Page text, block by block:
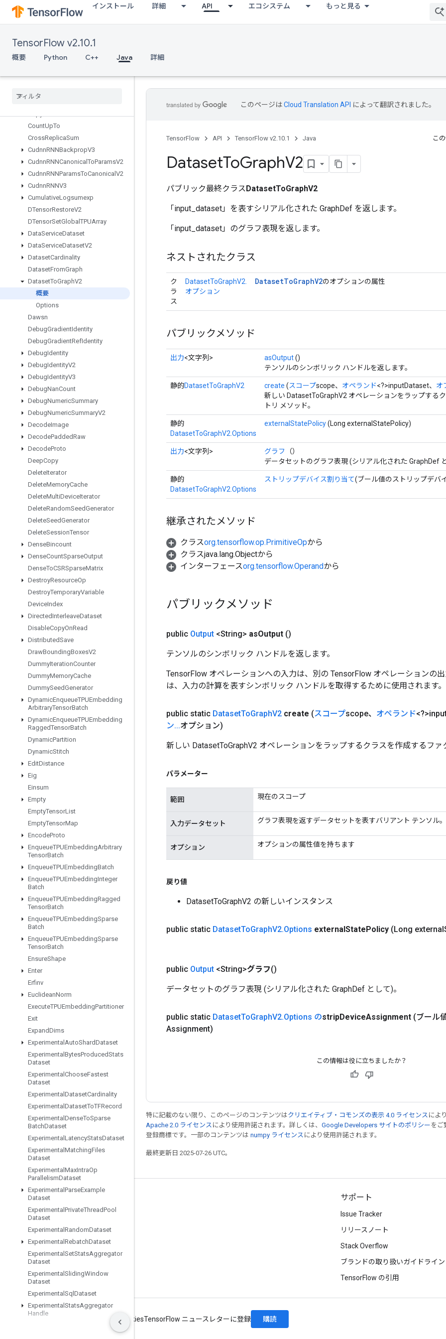
インストール 詳細 API エコシステム もっと見る
TensorFlow v2.10.1
概要 Python C++ Java 詳細
Constant
ConsumeMutexLock
Conv
Conv2DBackpropFilterV2
Copy
CountUpTo
CrossReplicaSum
CudnnRNNBackpropV3
CudnnRNNCanonical ToParamsV2
CudnnRNNParamsToCanonical V2
CudnnRNNV3
CumulativeLogsumexp
DTensorRestoreV2
DTensorSetGlobal TPUArray
DataServiceDataset
DataServiceDatasetV2
DatasetCardinality
DatasetFromGraph
DatasetToGraphV2
概要
Options
Dawsn
DebugGradientIdentity
DebugGradientRefIdentity
DebugIdentity
DebugIdentityV2
DebugIdentityV3
DebugNanCount
DebugNumericSummary
DebugNumericSummaryV2
DecodeImage
DecodePaddedRaw
DecodeProto
DeepCopy
DeleteIterator
DeleteMemoryCache
DeleteMultiDeviceIterator
DeleteRandomSeedGenerator
DeleteSeedGenerator
DeleteSessionTensor
DenseBincount
DenseCountSparseOutput
DenseToCSRSparseMatrix
DestroyResourceOp
DestroyTemporaryVariable
DeviceIndex
DirectedInterleaveDataset
DisableCopyOnRead
DistributedSave
DrawBoundingBoxesV2
DummyIterationCounter
DummyMemoryCache
DummySeedGenerator
DynamicEnqueueTPUEmbedding
ArbitraryTensorBatch
DynamicEnqueueTPUEmbedding
RaggedTensorBatch
DynamicPartition
DynamicStitch
EditDistance
Eig
Einsum
Empty
EmptyTensorList
EmptyTensorMap
EncodeProto
EnqueueTPUEmbeddingArbitrary
TensorBatch
EnqueueTPUEmbeddingBatch
EnqueueTPUEmbeddingInteger
Batch
EnqueueTPUEmbeddingRagged
TensorBatch
EnqueueTPUEmbeddingSparse
Batch
EnqueueTPUEmbeddingSparse
TensorBatch
EnsureShape
Enter
Erfinv
EuclideanNorm
ExecuteTPUEmbeddingPartitioner
Exit
ExpandDims
Experimental AutoShardDataset
Experimental BytesProducedStats
Dataset
Experimental ChooseFastest
Dataset
Experimental DatasetCardinality
Experimental DatasetToTFRecord
Experimental DenseToSparse
BatchDataset
Experimental LatencyStatsDataset
Experimental MatchingFiles
Dataset
Experimental MaxIntraOp
ParallelismDataset
Experimental ParseExample
Dataset
Experimental PrivateThreadPool
Dataset
Experimental RandomDataset
Experimental RebatchDataset
Experimental SetStatsAggregator
Dataset
Experimental SlidingWindow
Dataset
Experimental Sql Dataset
Experimental StatsAggregator
Handle
Aggregator
このページはCloud Translation API によって翻訳されました。
TensorFlow API TensorFlow v2.10.1 Java こ
DatasetToGraphV2
パブリック最終クラスDatasetToGraphV2
「input_dataset」を表すシリアル化された GraphDef を返します。
「input_dataset」のグラフ表現を返します。
ネストされたクラス
ク
ラ
ス
DatasetToGraphV2.
オプション
DatasetToGraphV2のオプションの属性
パブリックメソッド
出力<文字列> asOutput()
テンソルのシンボリック ハンドルを返します。
静的DatasetToGraphV2 create (スコープscope、 オペランド<?>inputDataset、 オ
新しい DatasetToGraphV2 オペレーションをラップする
トリ メソッド。
静的
DatasetToGraphV2.Options
externalStatePolicy(Long externalStatePolicy)
出力<文字列> グラフ
（）
データセットのグラフ表現 (シリアル化された GraphDef
静的
DatasetToGraphV2.Options
ストリップデバイス割り当て(ブール値のストリップデバ
継承されたメソッド
クラスorg.tensorflow.op.PrimitiveOpから
クラスjava.lang.Objectから
インターフェースorg.tensorflow.Operandから
パブリックメソッド
public Output <String> asOutput ()
テンソルのシンボリック ハンドルを返します。
TensorFlow オペレーションへの入力は、別の TensorFlow オペレーションの
は、入力の計算を表すシンボリック ハンドルを取得するために使用されます。
public static DatasetToGraphV2 create (スコープscope、 オペランド
ン...オプション)
新しい DatasetToGraphV2 オペレーションをラップするクラスを作成するファ
パラメーター
範囲 現在のスコープ
入力データセット グラフ表現を返すデータセットを表すバリアント テンソル。
オプション オプションの属性値を持ちます
戻り値
DatasetToGraphV2 の新しいインスタンス
public static DatasetToGraphV2.Options externalStatePolicy (Long external
public Output <String>グラフ()
データセットのグラフ表現 (シリアル化された GraphDef として)。
public static DatasetToGraphV2.Options のstripDeviceAssignment (ブール
Assignment)
この情報は役に立ちましたか？
特に記載のない限り、このページのコンテンツはクリエイティブ・コモンズの表示 4.0 ライセンス によ
Apache 2.0 ライセンス により使用許諾されます。詳しくは、 Google Developers サイトのポリシー をご
登録商標です。一部のコンテンツは numpy ライセンス により使用許諾されます。
最終更新日 2025-07-26 UTC。
つながる
ブログ
フォーラム
GitHub
Twitter
YouTube
サポート
Issue Tracker
リリースノート
Stack Overflow
ブランドの取り扱いガイドライン
TensorFlow の引用
Manage cookiesTensorFlow ニュースレターに登録 購読